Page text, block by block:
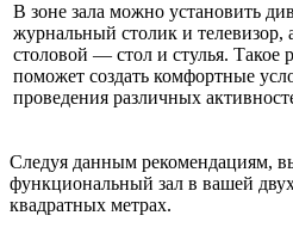
В зоне зала можно установить
журнальный столик и телевизор,
столовой — стол и стулья. Такое
поможет создать комфортные
проведения различных
Следуя данным рекомендациям,
функциональный зал в вашей
квадратных метрах.